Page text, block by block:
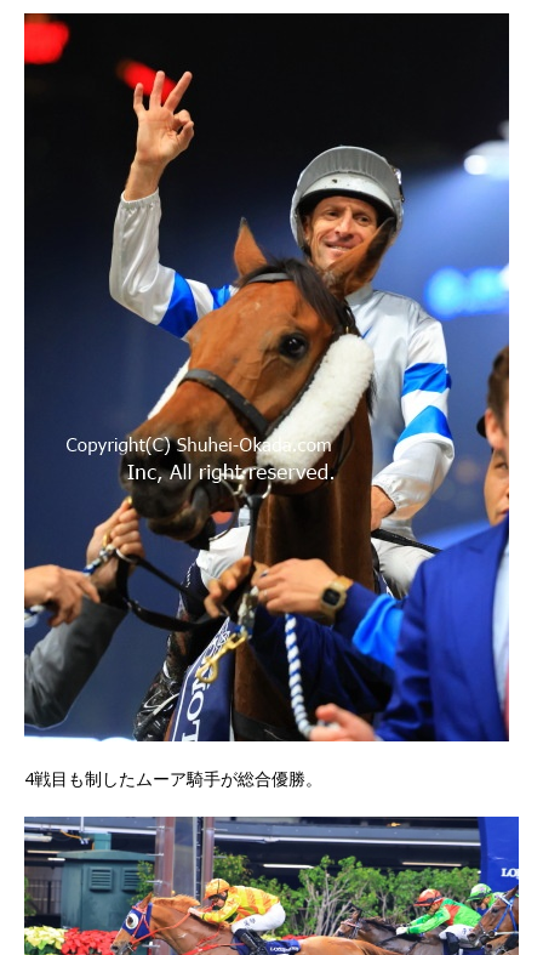
4戦目も制したムーア騎手が総合優勝。